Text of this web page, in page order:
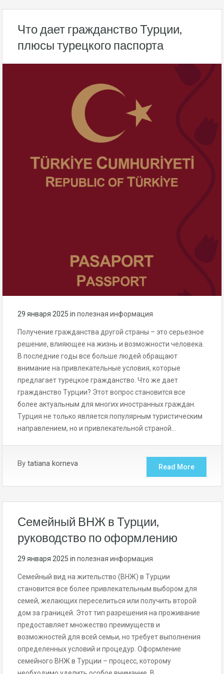
Что дает гражданство Турции,
плюсы турецкого паспорта
29 января 2025 in полезная информация
Получение гражданства другой страны – это серьезное
решение, влияющее на жизнь и возможности человека.
В последние годы все больше людей обращают
внимание на привлекательные условия, которые
предлагает турецкое гражданство. Что же дает
гражданство Турции? Этот вопрос становится все
более актуальным для многих иностранных граждан.
Турция не только является популярным туристическим
направлением, но и привлекательной страной…
By tatiana korneva Read More
Семейный ВНЖ в Турции,
руководство по оформлению
29 января 2025 in полезная информация
Семейный вид на жительство (ВНЖ) в Турции
становится все более привлекательным выбором для
семей, желающих переселиться или получить второй
дом за границей. Этот тип разрешения на проживание
предоставляет множество преимуществ и
возможностей для всей семьи, но требует выполнения
определенных условий и процедур. Оформление
семейного ВНЖ в Турции – процесс, которому